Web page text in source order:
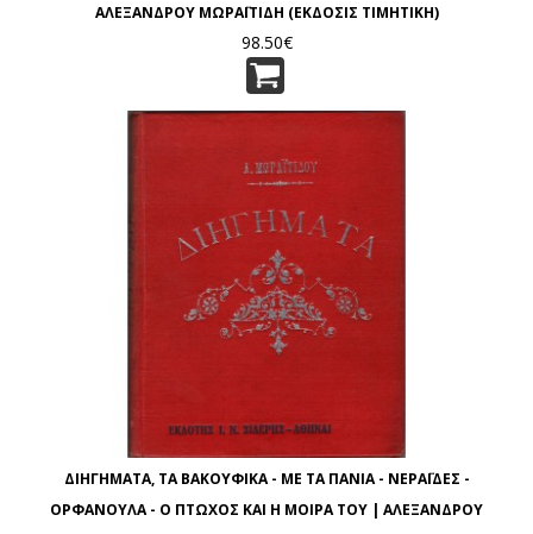
ΑΛΕΞΑΝΔΡΟΥ ΜΩΡΑΪΤΙΔΗ (ΕΚΔΟΣΙΣ ΤΙΜΗΤΙΚΗ)
98.50€
ΔΙΗΓΗΜΑΤΑ, ΤΑ ΒΑΚΟΥΦΙΚΑ - ΜΕ ΤΑ ΠΑΝΙΑ - ΝΕΡΑΪΔΕΣ -
ΟΡΦΑΝΟΥΛΑ - Ο ΠΤΩΧΟΣ ΚΑΙ Η ΜΟΙΡΑ ΤΟΥ | ΑΛΕΞΑΝΔΡΟΥ